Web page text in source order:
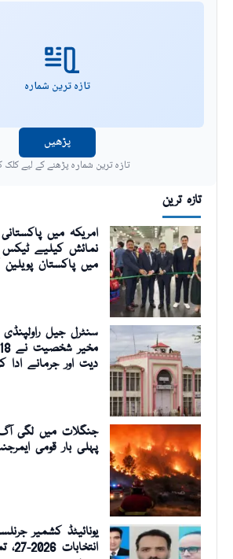
تازہ ترین شمارہ
پڑھیں
تازہ ترین شمارہ پڑھنے کے لیے کلک
تازہ ترین
امریکہ میں
نمائش کیلیے ٹیکس
میں پاکستان پویلین
دیت اور جرمانے ادا
جنگلات میں لگی
پہلی بار قومی
یونائیٹڈ کشمیر